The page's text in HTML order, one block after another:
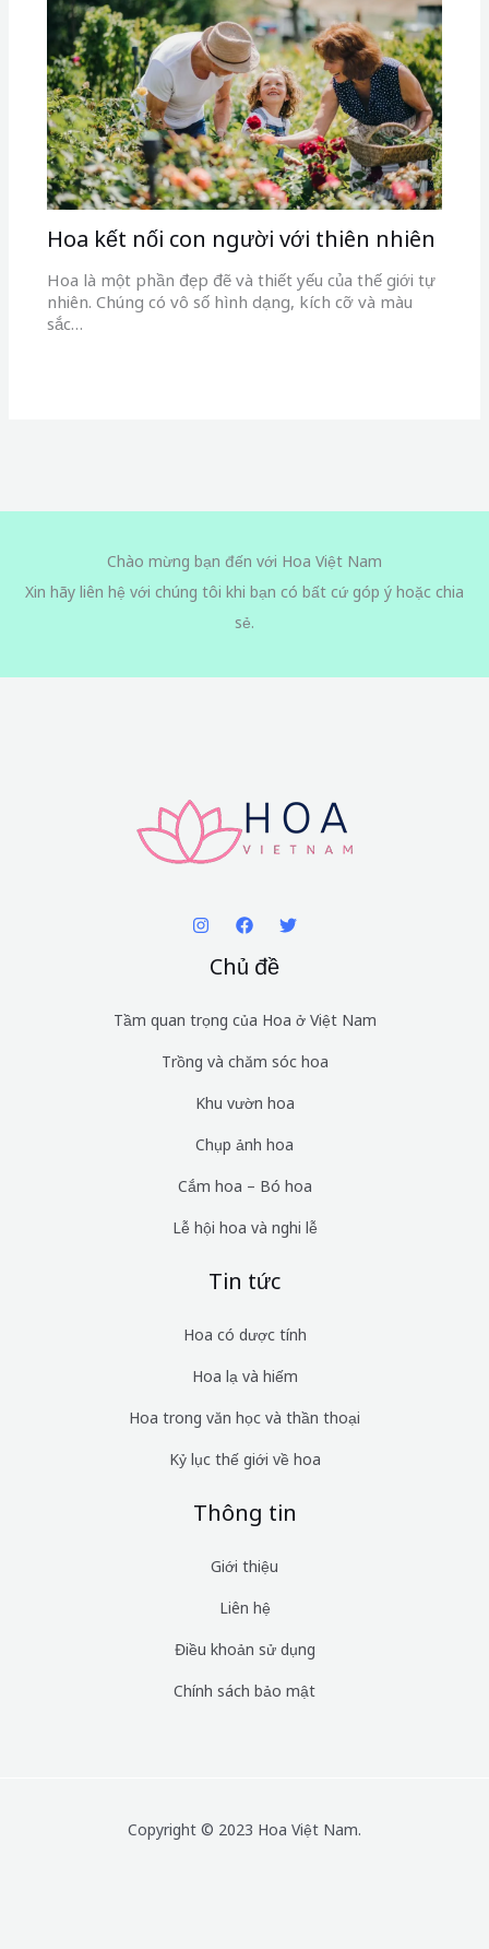
Hoa kết nối con người với thiên nhiên
Hoa là một phần đẹp đẽ và thiết yếu của thế giới tự
nhiên. Chúng có vô số hình dạng, kích cỡ và màu
sắc…
Chào mừng bạn đến với Hoa Việt Nam
Xin hãy liên hệ với chúng tôi khi bạn có bất cứ góp ý hoặc chia
sẻ.
Chủ đề
Tầm quan trọng của Hoa ở Việt Nam
Trồng và chăm sóc hoa
Khu vườn hoa
Chụp ảnh hoa
Cắm hoa – Bó hoa
Lễ hội hoa và nghi lễ
Tin tức
Hoa có dược tính
Hoa lạ và hiếm
Hoa trong văn học và thần thoại
Kỷ lục thế giới về hoa
Thông tin
Giới thiệu
Liên hệ
Điều khoản sử dụng
Chính sách bảo mật
Copyright © 2023 Hoa Việt Nam.